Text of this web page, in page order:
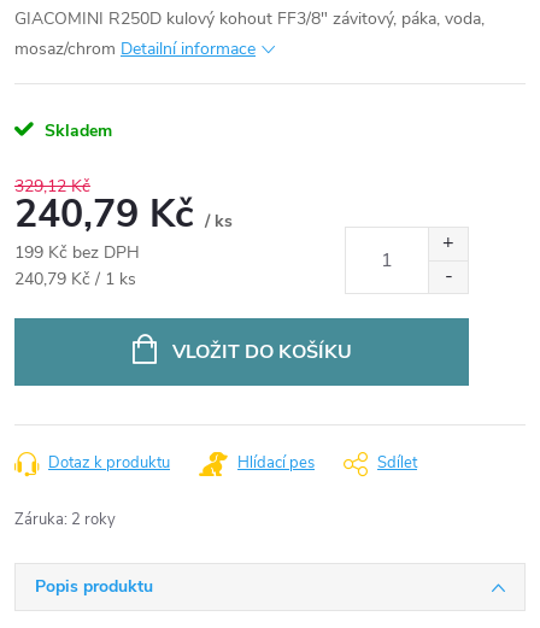
GIACOMINI R250D kulový kohout FF3/8" závitový, páka, voda,
mosaz/chrom Detailní informace
Skladem
329,12 Kč
240,79 Kč / ks
199 Kč bez DPH
Měrná
240,79 Kč / 1 ks
VLOŽIT DO KOŠÍKU
Dotaz k produktu Hlídací pes Sdílet
Záruka: 2 roky
Popis produktu